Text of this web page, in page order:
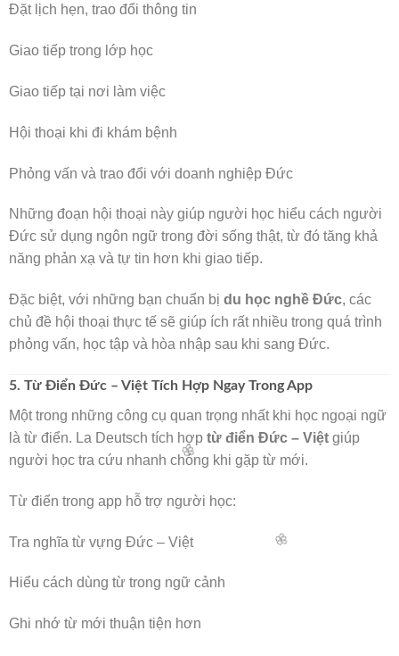
🌸
🌸
🌸
Đặt lịch hẹn, trao đổi thông tin
Giao tiếp trong lớp học
Giao tiếp tại nơi làm việc
Hội thoại khi đi khám bệnh
Phỏng vấn và trao đổi với doanh nghiệp Đức
Những đoạn hội thoại này giúp người học hiểu cách người
Đức sử dụng ngôn ngữ trong đời sống thật, từ đó tăng khả
năng phản xạ và tự tin hơn khi giao tiếp.
Đặc biệt, với những bạn chuẩn bị du học nghề Đức, các
chủ đề hội thoại thực tế sẽ giúp ích rất nhiều trong quá trình
phỏng vấn, học tập và hòa nhập sau khi sang Đức.
5. Từ Điển Đức – Việt Tích Hợp Ngay Trong App
Một trong những công cụ quan trọng nhất khi học ngoại ngữ
là từ điển. La Deutsch tích hợp từ điển Đức – Việt giúp
người học tra cứu nhanh chóng khi gặp từ mới.
Từ điển trong app hỗ trợ người học:
Tra nghĩa từ vựng Đức – Việt
Hiểu cách dùng từ trong ngữ cảnh
Ghi nhớ từ mới thuận tiện hơn